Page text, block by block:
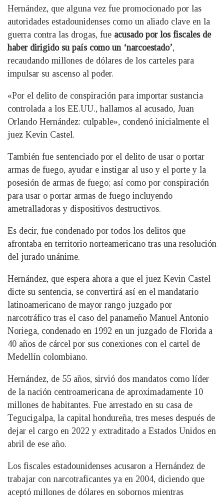
Hernández, que alguna vez fue promocionado por las
autoridades estadounidenses como un aliado clave en la
guerra contra las drogas, fue acusado por los fiscales de
haber dirigido su país como un ‘narcoestado’,
recaudando millones de dólares de los carteles para
impulsar su ascenso al poder.
«Por el delito de conspiración para importar sustancia
controlada a los EE.UU., hallamos al acusado, Juan
Orlando Hernández: culpable», condenó inicialmente el
juez Kevin Castel.
También fue sentenciado por el delito de usar o portar
armas de fuego, ayudar e instigar al uso y el porte y la
posesión de armas de fuego; así como por conspiración
para usar o portar armas de fuego incluyendo
ametralladoras y dispositivos destructivos.
Es decir, fue condenado por todos los delitos que
afrontaba en territorio norteamericano tras una resolución
del jurado unánime.
Hernández, que espera ahora a que el juez Kevin Castel
dicte su sentencia, se convertirá así en el mandatario
latinoamericano de mayor rango juzgado por
narcotráfico tras el caso del panameño Manuel Antonio
Noriega, condenado en 1992 en un juzgado de Florida a
40 años de cárcel por sus conexiones con el cartel de
Medellín colombiano.
Hernández, de 55 años, sirvió dos mandatos como líder
de la nación centroamericana de aproximadamente 10
millones de habitantes. Fue arrestado en su casa de
Tegucigalpa, la capital hondureña, tres meses después de
dejar el cargo en 2022 y extraditado a Estados Unidos en
abril de ese año.
Los fiscales estadounidenses acusaron a Hernández de
trabajar con narcotraficantes ya en 2004, diciendo que
aceptó millones de dólares en sobornos mientras